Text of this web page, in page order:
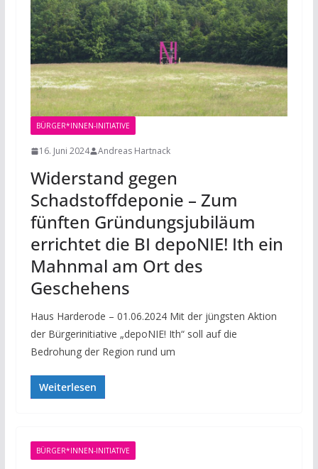
BÜRGER*INNEN-INITIATIVE
16. Juni 2024 Andreas Hartnack
Widerstand gegen
Schadstoffdeponie – Zum
fünften Gründungsjubiläum
errichtet die BI depoNIE! Ith ein
Mahnmal am Ort des
Geschehens
Haus Harderode – 01.06.2024 Mit der jüngsten Aktion
der Bürgerinitiative „depoNIE! Ith“ soll auf die
Bedrohung der Region rund um
Weiterlesen
BÜRGER*INNEN-INITIATIVE